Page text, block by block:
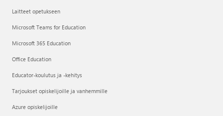
Laitteet opetukseen
Microsoft Teams for Education
Microsoft 365 Education
Office Education
Educator-koulutus ja -kehitys
Tarjoukset opiskelijoille ja vanhemmille
Azure opiskelijoille